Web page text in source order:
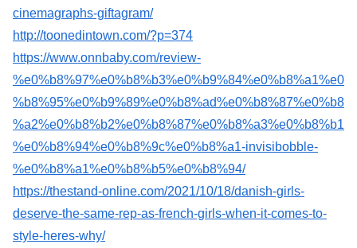
cinemagraphs-giftagram/
http://toonedintown.com/?p=374
https://www.onnbaby.com/review-
%e0%b8%97%e0%b8%b3%e0%b9%84%e0%b8%a1%e0
%b8%95%e0%b9%89%e0%b8%ad%e0%b8%87%e0%b8
%a2%e0%b8%b2%e0%b8%87%e0%b8%a3%e0%b8%b1
%e0%b8%94%e0%b8%9c%e0%b8%a1-invisibobble-
%e0%b8%a1%e0%b8%b5%e0%b8%94/
https://thestand-online.com/2021/10/18/danish-girls-
deserve-the-same-rep-as-french-girls-when-it-comes-to-
style-heres-why/